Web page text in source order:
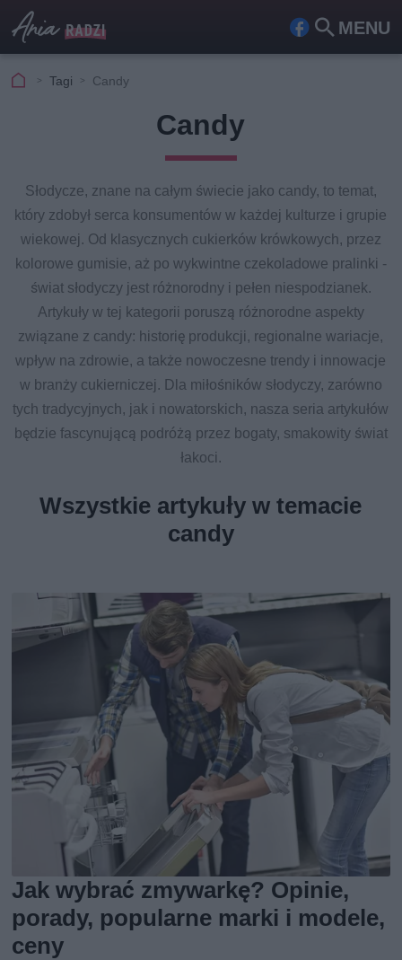
MENU
Fa Szu
Tagi Candy
Candy
Słodycze, znane na całym świecie jako candy, to temat,
który zdobył serca konsumentów w każdej kulturze i grupie
wiekowej. Od klasycznych cukierków krówkowych, przez
kolorowe gumisie, aż po wykwintne czekoladowe pralinki -
świat słodyczy jest różnorodny i pełen niespodzianek.
Artykuły w tej kategorii poruszą różnorodne aspekty
związane z candy: historię produkcji, regionalne wariacje,
wpływ na zdrowie, a także nowoczesne trendy i innowacje
w branży cukierniczej. Dla miłośników słodyczy, zarówno
tych tradycyjnych, jak i nowatorskich, nasza seria artykułów
będzie fascynującą podróżą przez bogaty, smakowity świat
łakoci.
Wszystkie artykuły w temacie
candy
Jak wybrać zmywarkę? Opinie,
porady, popularne marki i modele,
ceny